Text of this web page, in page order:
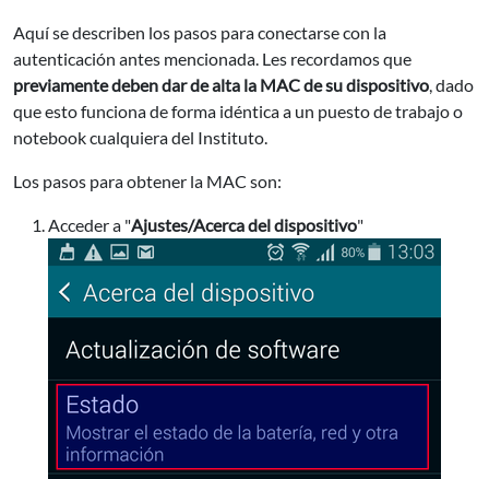
Aquí se describen los pasos para conectarse con la
autenticación antes mencionada. Les recordamos que
previamente deben dar de alta la MAC de su dispositivo, dado
que esto funciona de forma idéntica a un puesto de trabajo o
notebook cualquiera del Instituto.
Los pasos para obtener la MAC son:
Acceder a "Ajustes/Acerca del dispositivo"